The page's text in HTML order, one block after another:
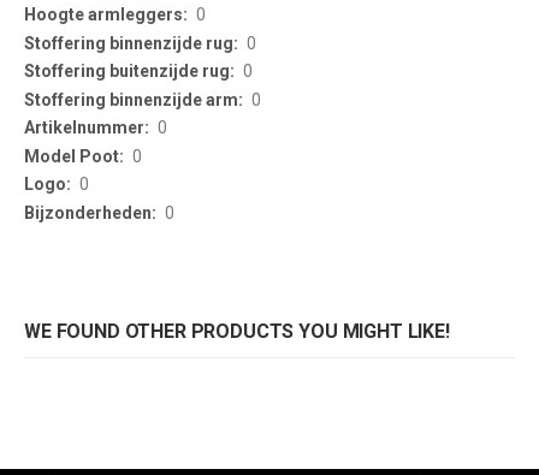
0
0
0
0
0
0
0
0
WE FOUND OTHER PRODUCTS YOU MIGHT LIKE!